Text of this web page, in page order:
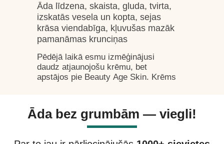
Āda līdzena, skaista, gluda, tvirta,
izskatās vesela un kopta, sejas
krāsa viendabīga, kļuvušas mazāk
pamanāmas krunciņas
Pēdējā laikā esmu izmēģinājusi
daudz atjaunojošu krēmu, bet
apstājos pie Beauty Age Skin. Krēms
grumbas. Lieliski der meikapam.
Pirms lietošanas es attīru seju ar
Āda bez grumbām — viegli!